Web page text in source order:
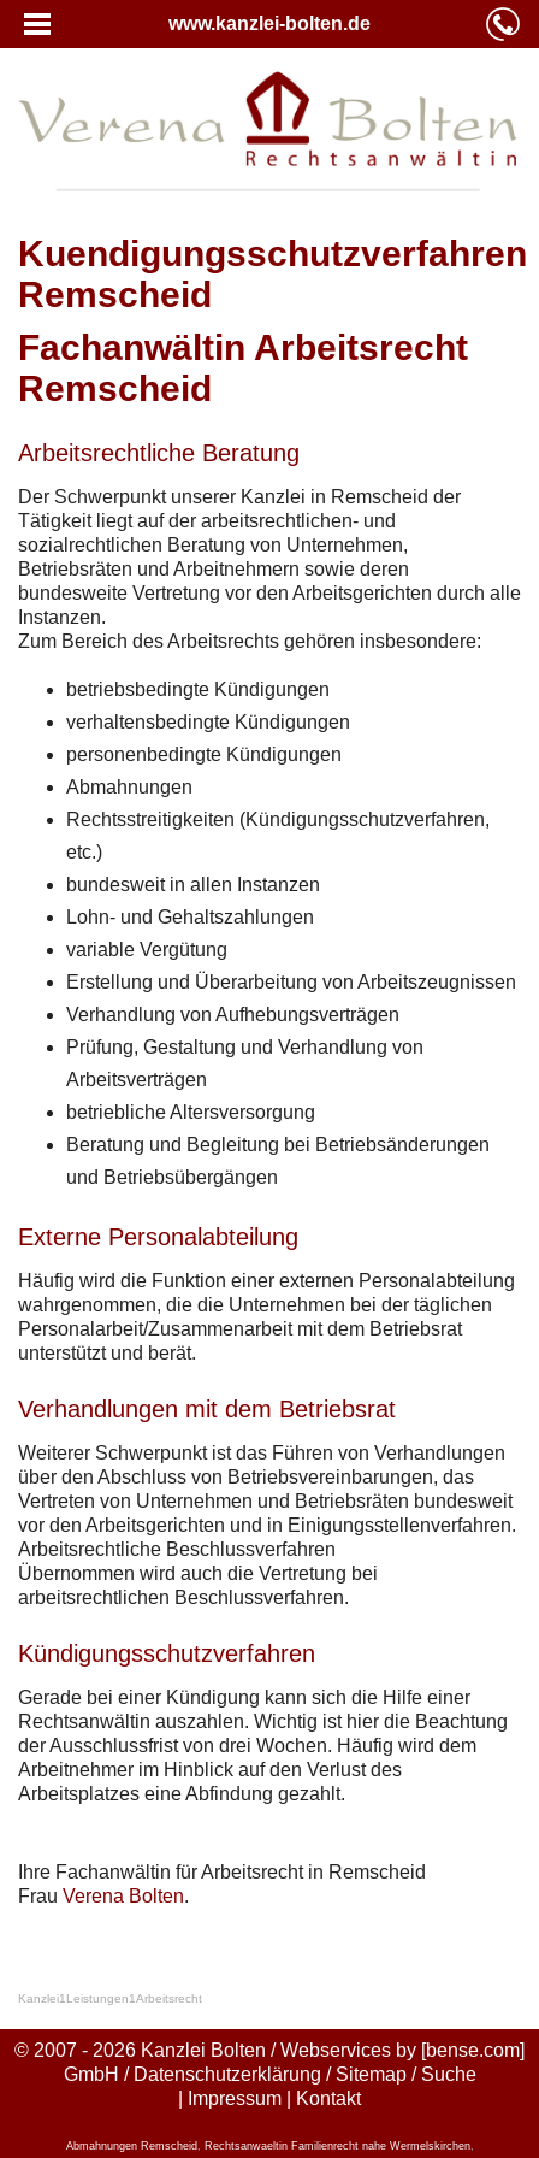
www.kanzlei-bolten.de
Kuendigungsschutzverfahren
Remscheid
Fachanwältin Arbeitsrecht
Remscheid
Arbeitsrechtliche Beratung
Der Schwerpunkt unserer Kanzlei in Remscheid der
Tätigkeit liegt auf der arbeitsrechtlichen- und
sozialrechtlichen Beratung von Unternehmen,
Betriebsräten und Arbeitnehmern sowie deren
bundesweite Vertretung vor den Arbeitsgerichten durch alle
Instanzen.
Zum Bereich des Arbeitsrechts gehören insbesondere:
betriebsbedingte Kündigungen
verhaltensbedingte Kündigungen
personenbedingte Kündigungen
Abmahnungen
Rechtsstreitigkeiten (Kündigungsschutzverfahren,
etc.)
bundesweit in allen Instanzen
Lohn- und Gehaltszahlungen
variable Vergütung
Erstellung und Überarbeitung von Arbeitszeugnissen
Verhandlung von Aufhebungsverträgen
Prüfung, Gestaltung und Verhandlung von
Arbeitsverträgen
betriebliche Altersversorgung
Beratung und Begleitung bei Betriebsänderungen
und Betriebsübergängen
Externe Personalabteilung
Häufig wird die Funktion einer externen Personalabteilung
wahrgenommen, die die Unternehmen bei der täglichen
Personalarbeit/Zusammenarbeit mit dem Betriebsrat
unterstützt und berät.
Verhandlungen mit dem Betriebsrat
Weiterer Schwerpunkt ist das Führen von Verhandlungen
über den Abschluss von Betriebsvereinbarungen, das
Vertreten von Unternehmen und Betriebsräten bundesweit
vor den Arbeitsgerichten und in Einigungsstellenverfahren.
Arbeitsrechtliche Beschlussverfahren
Übernommen wird auch die Vertretung bei
arbeitsrechtlichen Beschlussverfahren.
Kündigungsschutzverfahren
Gerade bei einer Kündigung kann sich die Hilfe einer
Rechtsanwältin auszahlen. Wichtig ist hier die Beachtung
der Ausschlussfrist von drei Wochen. Häufig wird dem
Arbeitnehmer im Hinblick auf den Verlust des
Arbeitsplatzes eine Abfindung gezahlt.
Ihre Fachanwältin für Arbeitsrecht in Remscheid
Frau Verena Bolten.
Kanzlei1 Leistungen1Arbeitsrecht
© 2007 - 2026 Kanzlei Bolten / Webservices by [bense.com]
GmbH / Datenschutzerklärung / Sitemap/ Suche
Impressum Kontakt
Abmahnungen Remscheid Rechtsanwaeltin Familienrecht nahe Wermelskirchen,